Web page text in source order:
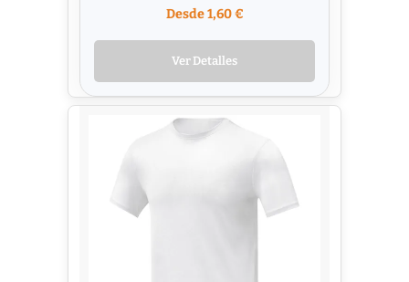
Desde 1,60 €
Ver Detalles